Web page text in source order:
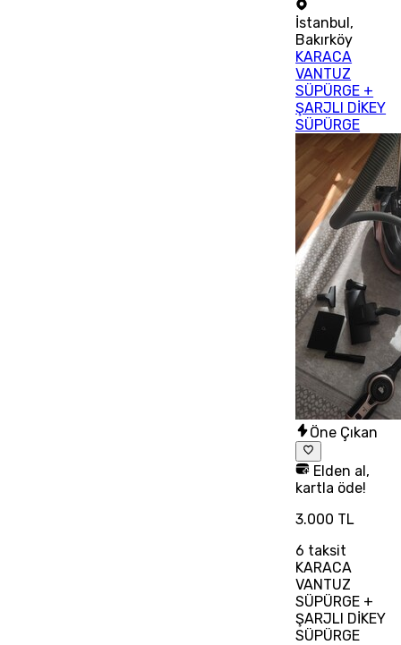
İstanbul ,
Bakırköy
KARACA
VANTUZ
SÜPÜRGE +
ŞARJLI DİKEY
SÜPÜRGE
Öne Çıkan
Elden al,
kartla öde!
3.000 TL
6 taksit
KARACA
VANTUZ
SÜPÜRGE +
ŞARJLI DİKEY
SÜPÜRGE